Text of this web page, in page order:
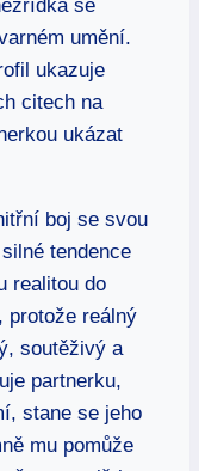
se
umění.
ukazuje
citech na
ukázat
boj se svou
tendence
realitou do
protože reálný
soutěživý a
partnerku,
stane se jeho
mu pomůže